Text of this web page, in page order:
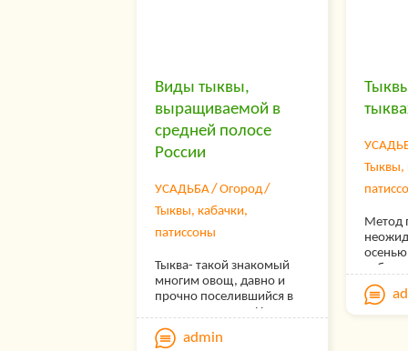
Виды тыквы,
выращиваемой в
средней полосе
России
УСАДЬБА
Огород
Тыквы, кабачки,
патиссоны
Тыква- такой знакомый
многим овощ, давно и
прочно поселившийся в
наших огородах. Но что
мы знаем о видах тыквы?
Все ли они одинаковы?
admin
Тыквы,
Метод
начала